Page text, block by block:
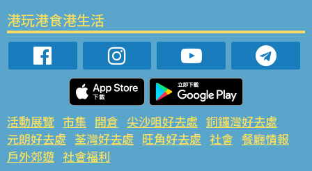
港玩港食港生活
活動展覽 市集 開倉 尖沙咀好去處 銅鑼灣好去處
元朗好去處 荃灣好去處 旺角好去處 社會 餐廳情報
戶外郊遊 社會福利